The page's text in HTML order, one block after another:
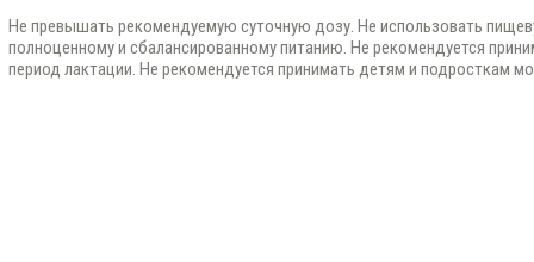
Не превышать рекомендуемую суточную дозу. Не использовать
полноценному и сбалансированному питанию. Не рекомендуется
период лактации. Не рекомендуется принимать детям и подросткам